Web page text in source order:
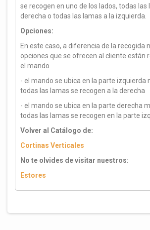
se recogen en uno de los lados, todas las
derecha o todas las lamas a la izquierda.
Opciones:
En este caso, a diferencia de la recogida
opciones que se ofrecen al cliente están
el mando
- el mando se ubica en la parte izquierda
todas las lamas se recogen a la derecha
- el mando se ubica en la parte derecha
todas las lamas se recogen en la parte
Volver al Catálogo de:
Cortinas Verticales
No te olvides de visitar nuestros:
Estores